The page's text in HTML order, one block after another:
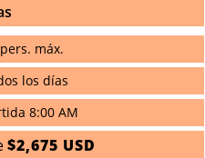
máx.
los días
8:00 AM
$2,675 USD